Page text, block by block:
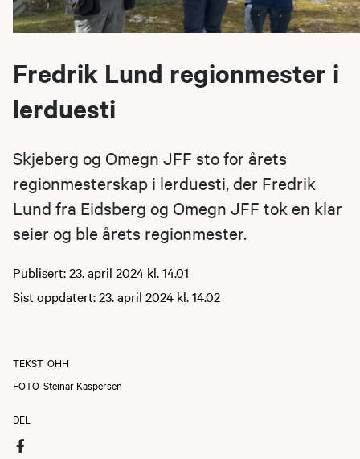
Fredrik Lund regionmester i
lerduesti
Skjeberg og Omegn JFF sto for årets
regionmesterskap i lerduesti, der Fredrik
Lund fra Eidsberg og Omegn JFF tok en klar
seier og ble årets regionmester.
Publisert: 23. april 2024 kl. 14.01
Sist oppdatert: 23. april 2024 kl. 14.02
TEKST OHH
FOTO Steinar Kaspersen
DEL